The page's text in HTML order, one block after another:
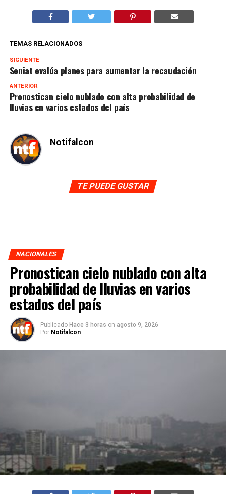
TEMAS RELACIONADOS
SIGUIENTE
Seniat evalúa planes para aumentar la recaudación
ANTERIOR
Pronostican cielo nublado con alta probabilidad de
lluvias en varios estados del país
Notifalcon
TE PUEDE GUSTAR
NACIONALES
Pronostican cielo nublado con alta
probabilidad de lluvias en varios
estados del país
Publicado Hace 3 horas on agosto 9, 2026
Por Notifalcon